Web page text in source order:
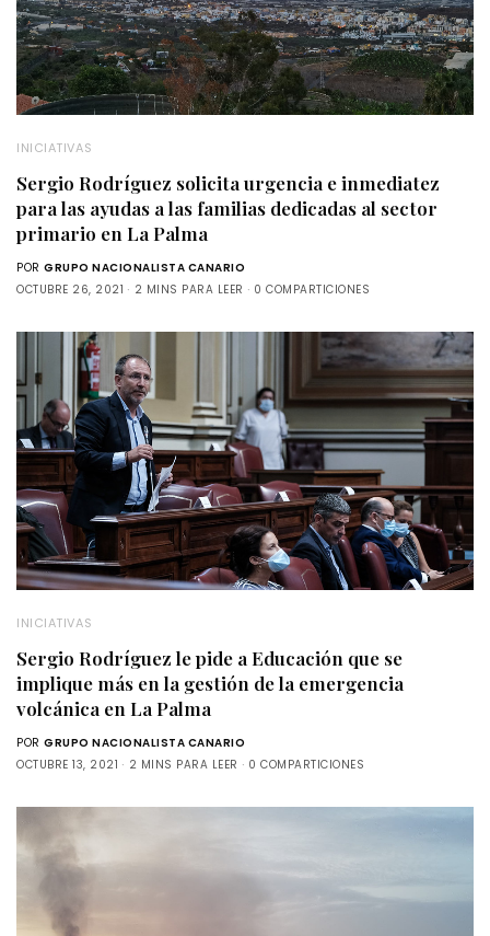
INICIATIVAS
Sergio Rodríguez solicita urgencia e inmediatez
para las ayudas a las familias dedicadas al sector
primario en La Palma
POR GRUPO NACIONALISTA CANARIO
OCTUBRE 26, 2021
2 MINS PARA LEER 0 COMPARTICIONES
INICIATIVAS
Sergio Rodríguez le pide a Educación que se
implique más en la gestión de la emergencia
volcánica en La Palma
POR GRUPO NACIONALISTA CANARIO
OCTUBRE 13, 2021
2 MINS PARA LEER 0 COMPARTICIONES